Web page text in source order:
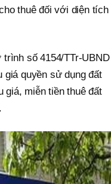
thuê đối với diện tích
số 4154/TTr-UBND
quyền sử dụng đất
giá, miễn tiền thuê đất